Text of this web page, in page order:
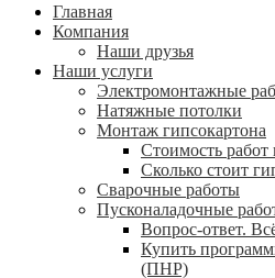
Главная
Компания
Наши друзья
Наши услуги
Электромонтажные
Натяжные потолки
Монтаж гипсокартона
Стоимость работ
Сколько стоит
Сварочные работы
Пусконаладочные
Вопрос-ответ.
Купить
(ПНР)